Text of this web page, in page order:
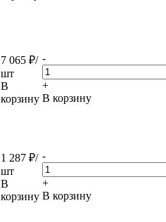
7 065 ₽/
шт
В
корзину
-
+
В корзину
1 287 ₽/
шт
В
корзину
-
+
В корзину